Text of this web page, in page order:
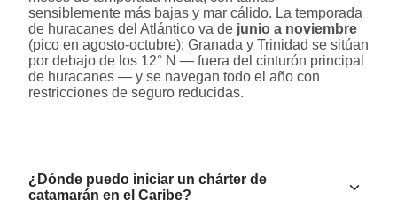
sensiblemente más bajas y mar cálido. La temporada
de huracanes del Atlántico va de junio a noviembre
(pico en agosto-octubre); Granada y Trinidad se sitúan
por debajo de los 12° N — fuera del cinturón principal
de huracanes — y se navegan todo el año con
restricciones de seguro reducidas.
¿Dónde puedo iniciar un chárter de
catamarán en el Caribe?